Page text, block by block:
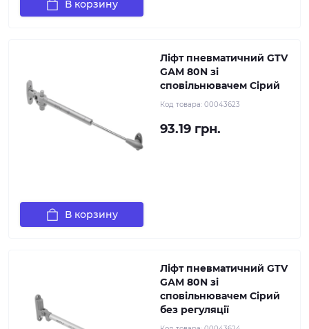
В корзину
Ліфт пневматичний GTV
GАМ 80N зі
сповільнювачем Сірий
Код товара: 00043623
93.19 грн.
В корзину
Ліфт пневматичний GTV
GАМ 80N зі
сповільнювачем Сірий
без регуляції